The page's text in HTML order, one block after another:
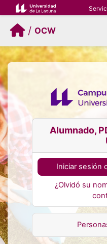
Salta al contenido principal
/ OCW
Alumnado,
Iniciar sesión
¿Olvidó su